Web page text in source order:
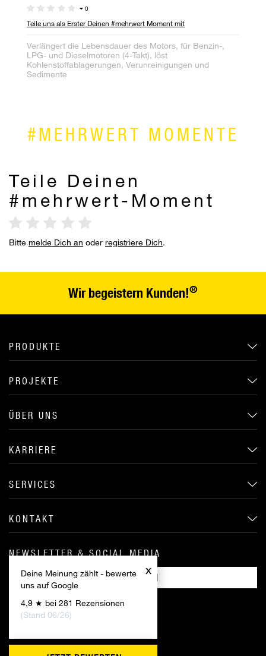
x
Deine Meinung zählt - bewerte
uns auf Google
4,9 ★ bei 281 Rezensionen
(Stand 06/26)
0
Teile uns als Erster Deinen #mehrwert Moment mit
Verlängert die Lebensdauer des Motors, für Benzin-,
LPG- und Dieselmotoren (4-Takt), löst
Kohlenstoffablagerungen, Verunreinigungen und
Sedimente
#MEHRWERT MOMENTE
Teile Deinen
#mehrwert-Moment
Bitte melde Dich an oder registriere Dich.
Wir begeistern Kunden!®
PRODUKTE
PROJEKTE
ÜBER UNS
KARRIERE
SERVICES
KONTAKT
NEWSLETTER & SOCIAL MEDIA
ANMELDEN